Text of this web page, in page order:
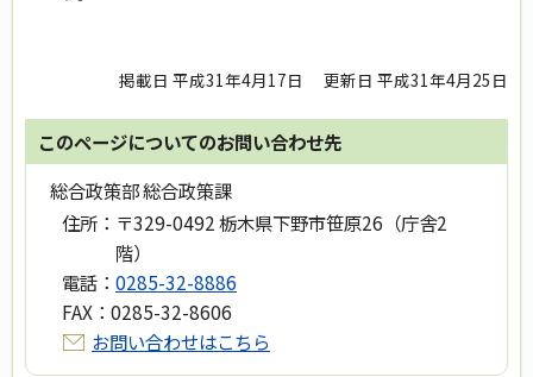
掲載日 平成31年4月17日 更新日 平成31年4月25日
このページについてのお問い合わせ先
総合政策部 総合政策課
住所： 〒329-0492 栃木県下野市笹原26（庁舎2
階）
電話： 0285-32-8886
FAX： 0285-32-8606
お問い合わせはこちら